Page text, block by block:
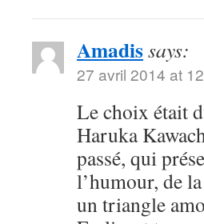
Amadissays:
27 avril 2014 at
Le choix était
Haruka
passé, qui
l’humour, de
un triangle